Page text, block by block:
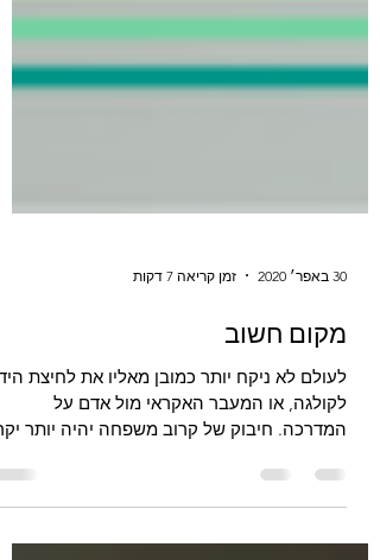
30 באפר׳ 2020 זמן קריאה 7 דקות
מקום חשוב
לעולם לא ניקח יותר כמובן מאליו את לחיצת
לקולגה, או המעבר האקראי מול אדם על